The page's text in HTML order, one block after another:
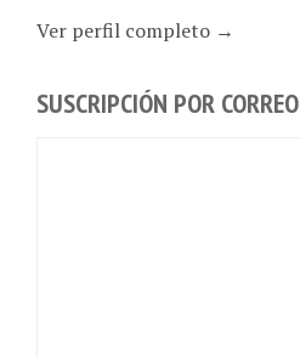
Ver perfil completo →
SUSCRIPCIÓN POR CORREO